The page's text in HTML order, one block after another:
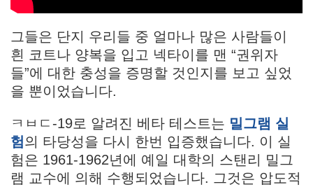
그들은 단지 우리들 중 얼마나 많은 사람들이
흰 코트나 양복을 입고 넥타이를 맨 “권위자
들”에 대한 충성을 증명할 것인지를 보고 싶었
을 뿐이었습니다.
ㅋㅂㄷ-19로 알려진 베타 테스트는 밀그램 실
험의 타당성을 다시 한번 입증했습니다. 이 실
험은 1961-1962년에 예일 대학의 스탠리 밀그
램 교수에 의해 수행되었습니다. 그것은 압도적